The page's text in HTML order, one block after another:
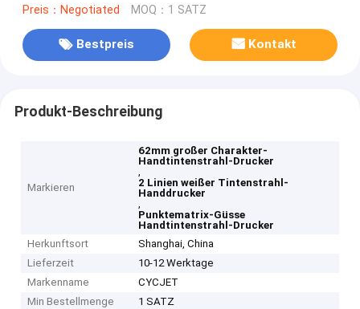
Preis：Negotiated MOQ：1 SATZ
Bestpreis Kontakt
Produkt-Beschreibung
Markieren
62mm großer Charakter-
Handtintenstrahl-Drucker
,
2 Linien weißer Tintenstrahl-
Handdrucker
,
Punktematrix-Güsse
Handtintenstrahl-Drucker
Herkunftsort
Shanghai, China
Lieferzeit
10-12 Werktage
Markenname
CYCJET
Min Bestellmenge
1 SATZ